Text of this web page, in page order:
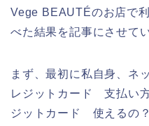
Vege BEAUTÉのお店で
べた結果を記事にさせて
まず、最初に私自身、ネ
レジットカード 支払い
ジットカード 使えるの